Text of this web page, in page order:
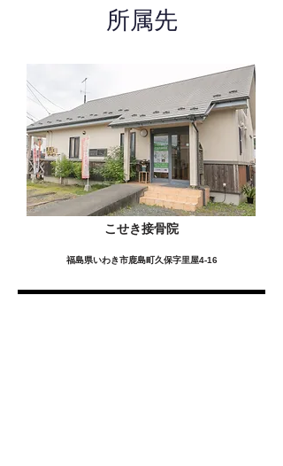
所属先
こせき接骨院
福島県いわき市鹿島町久保字里屋4-16